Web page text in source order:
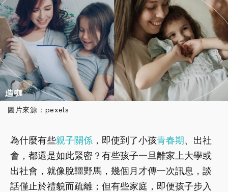
圖片來源：pexels
為什麼有些親子關係 ，即使到了小孩青春期、出社
會，都還是如此緊密？有些孩子一旦離家上大學或
出社會，就像脫韁野馬，幾個月才傳一次訊息，談
話僅止於禮貌而疏離；但有些家庭，即便孩子步入